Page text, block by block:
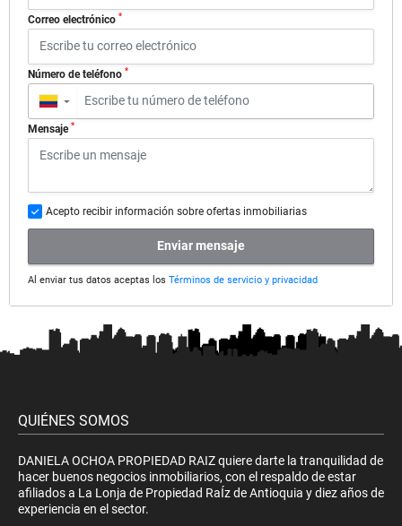
Correo electrónico *
Número de teléfono *
▼
Mensaje *
Acepto recibir información sobre ofertas inmobiliarias
Enviar mensaje
Al enviar tus datos aceptas los Términos de servicio y privacidad
QUIÉNES SOMOS
DANIELA OCHOA PROPIEDAD RAIZ quiere darte la tranquilidad de
hacer buenos negocios inmobiliarios, con el respaldo de estar
afiliados a La Lonja de Propiedad RaÍz de Antioquia y diez años de
experiencia en el sector.